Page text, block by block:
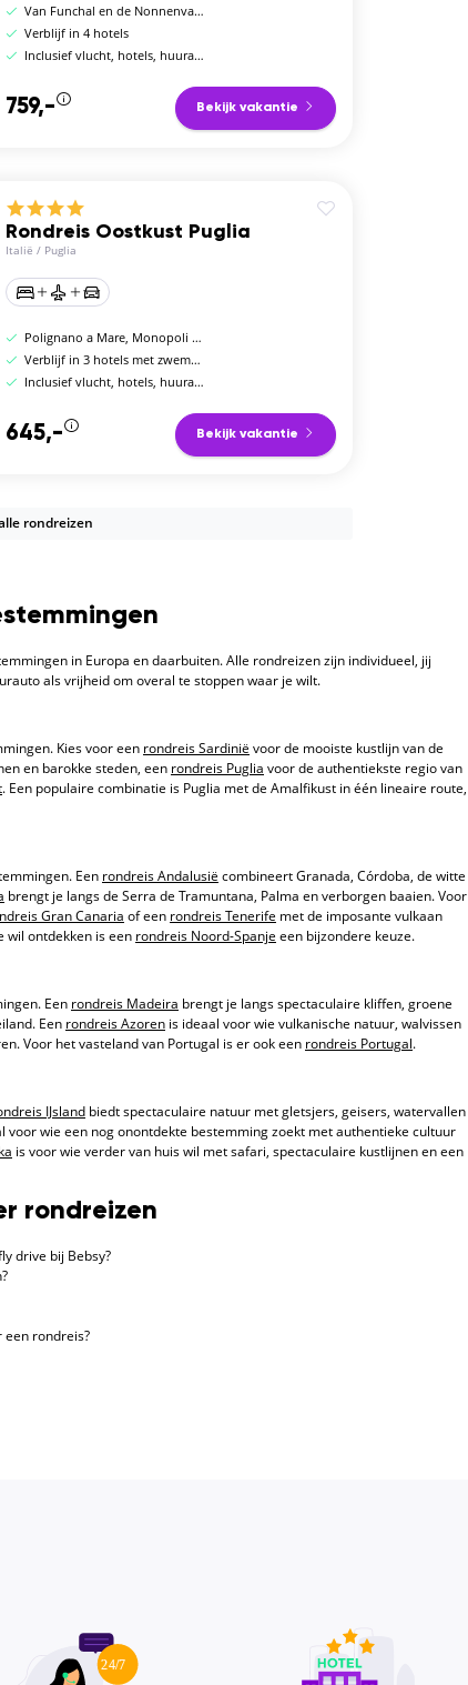
Van Funchal en de Nonnenvallei tot Porto Moniz
Verblijf in 4 hotels
Inclusief vlucht, hotels, huurauto en ontbijt
759,- Bekijk vakantie
Rondreis Oostkust Puglia
Italië / Puglia
Polignano a Mare, Monopoli en Ostuni
Verblijf in 3 hotels met zwembad
Inclusief vlucht, hotels, huurauto en ontbijt
645,- Bekijk vakantie
rondreizen
in Europa en daarbuiten. Alle rondreizen zijn individueel, jij
als vrijheid om overal te stoppen waar je wilt.
Kies voor een rondreis Sardinië voor de mooiste kustlijn van de
en barokke steden, een rondreis Puglia voor de authentiekste regio van
. Een populaire combinatie is Puglia met de Amalfikust in één lineaire route,
Een rondreis Andalusië combineert Granada, Córdoba, de witte
brengt je langs de Serra de Tramuntana, Palma en verborgen baaien. Voor
Gran Canaria of een rondreis Tenerife met de imposante vulkaan
wil ontdekken is een rondreis Noord-Spanje een bijzondere keuze.
Een rondreis Madeira brengt je langs spectaculaire kliffen, groene
Een rondreis Azoren is ideaal voor wie vulkanische natuur, walvissen
Voor het vasteland van Portugal is er ook een rondreis Portugal.
IJsland biedt spectaculaire natuur met gletsjers, geisers, watervallen
voor wie een nog onontdekte bestemming zoekt met authentieke cultuur
is voor wie verder van huis wil met safari, spectaculaire kustlijnen en een
rondreizen
drive bij Bebsy?
een rondreis?